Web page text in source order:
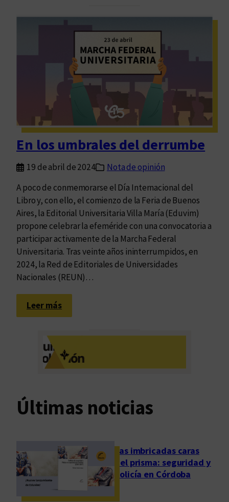
e
í
a
c
a
d
a
d
í
a
En los umbrales del derrumbe
19 de abril de 2024
Nota de opinión
A poco de conmemorarse el Día Internacional del
Libro y, con ello, el comienzo de la Feria de Buenos
Aires, la Editorial Universitaria Villa María (Eduvim)
propone celebrar la efeméride con una convocatoria a
participar activamente de la Marcha Federal
Universitaria. Tras veinte años ininterrumpidos, en
2024, la Red de Editoriales de Universidades
Nacionales (REUN)…
Leer más:
E
o
s
b
l
e
e
Últimas noticias
Las imbricadas caras
del prisma: seguridad y
policía en Córdoba